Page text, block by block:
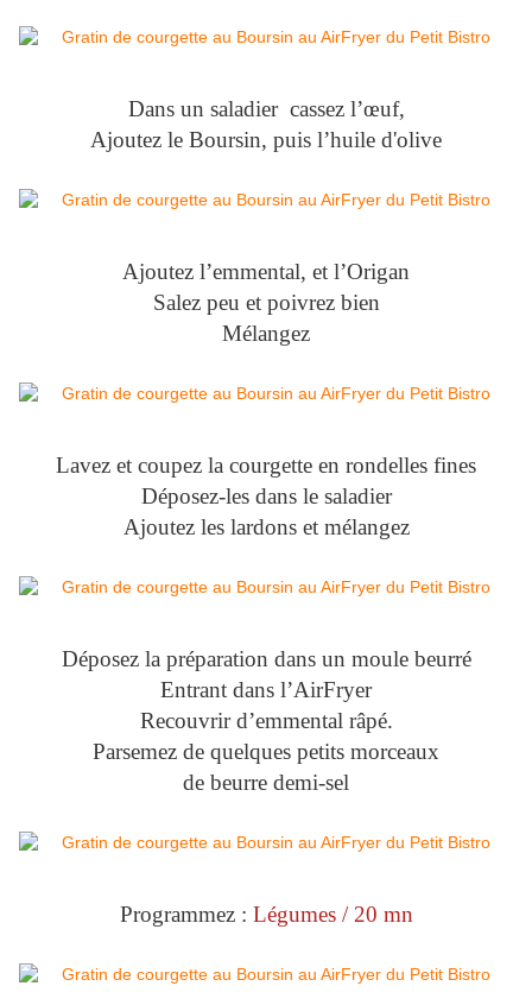
Dans un saladier cassez l’œuf,
Ajoutez le Boursin, puis l’huile d'olive
Ajoutez l’emmental, et l’Origan
Salez peu et poivrez bien
Mélangez
Lavez et coupez la courgette en rondelles fines
Déposez-les dans le saladier
Ajoutez les lardons et mélangez
Déposez la préparation dans un moule beurré
Entrant dans l’AirFryer
Recouvrir d’emmental râpé.
Parsemez de quelques petits morceaux
de beurre demi-sel
Programmez : Légumes / 20 mn